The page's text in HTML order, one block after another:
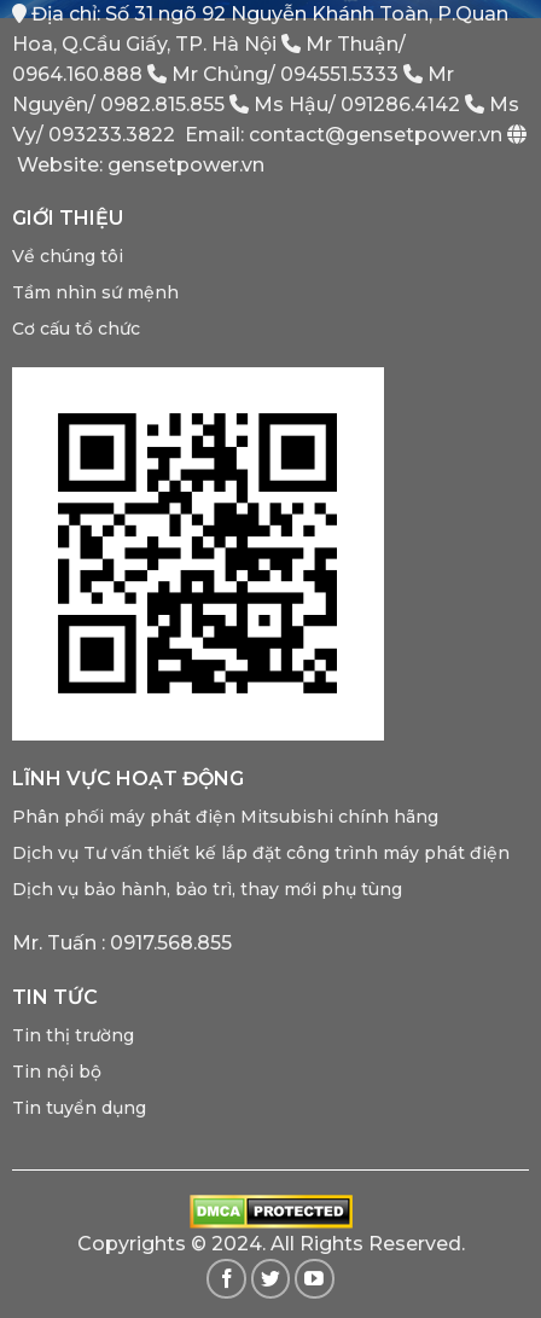
Phát
Dự
Phòng
Bắt
Phải
Có?
Địa chỉ: Số 31 ngõ 92 Nguyễn Khánh Toàn, P.Quan
Hoa, Q.Cầu Giấy, TP. Hà Nội
Mr Thuận/
0964.160.888
Mr Chủng/ 094551.5333
Mr
Nguyên/ 0982.815.855 Ms Hậu/ 091286.4142
Ms
Vy/ 093233.3822 Email: contact@gensetpower.vn
Website: gensetpower.vn
GIỚI THIỆU
Về chúng tôi
Tầm nhìn sứ mệnh
Cơ cấu tổ chức
LĨNH VỰC HOẠT ĐỘNG
Phân phối máy phát điện Mitsubishi chính hãng
Dịch vụ Tư vấn thiết kế lắp đặt công trình máy phát điện
Dịch vụ bảo hành, bảo trì, thay mới phụ tùng
Mr. Tuấn : 0917.568.855
TIN TỨC
Tin thị trường
Tin nội bộ
Tin tuyển dụng
Copyrights © 2024. All Rights Reserved.